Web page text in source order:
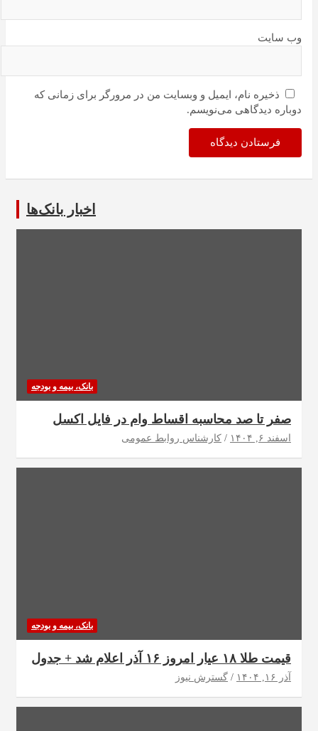
وب‌ سایت
ذخیره نام، ایمیل و وبسایت من در مرورگر برای زمانی که
دوباره دیدگاهی می‌نویسم.
اخبار بانک‌ها
بانک، بیمه و بودجه
صفر تا صد محاسبه اقساط وام در فایل اکسل
اسفند ۶, ۱۴۰۴ کارشناس روابط عمومی
بانک، بیمه و بودجه
قیمت طلا ۱۸ عیار امروز ۱۶ آذر اعلام شد + جدول
آذر ۱۶, ۱۴۰۴ گسترش نیوز